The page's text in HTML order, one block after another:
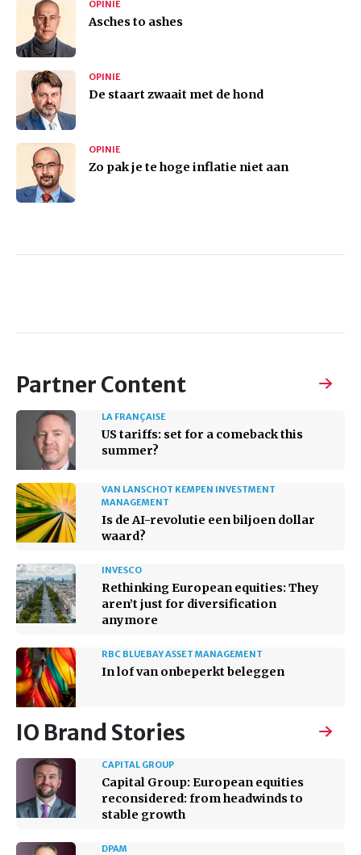
OPINIE
Asches to ashes
OPINIE
De staart zwaait met de hond
OPINIE
Zo pak je te hoge inflatie niet aan
Partner Content
LA FRANÇAISE
US tariffs: set for a comeback this
summer?
VAN LANSCHOT KEMPEN INVESTMENT
MANAGEMENT
Is de AI-revolutie een biljoen dollar
waard?
INVESCO
Rethinking European equities: They
aren’t just for diversification
anymore
RBC BLUEBAY ASSET MANAGEMENT
In lof van onbeperkt beleggen
IO Brand Stories
CAPITAL GROUP
Capital Group: European equities
reconsidered: from headwinds to
stable growth
DPAM